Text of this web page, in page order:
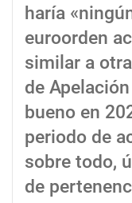
haría
euroorden
similar a
de
bueno en
periodo de
sobre todo,
de